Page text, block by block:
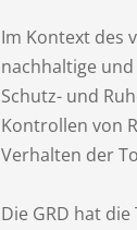
Im Kontext des
nachhaltige
Schutz- und
Kontrollen von
Verhalten der
Die GRD hat